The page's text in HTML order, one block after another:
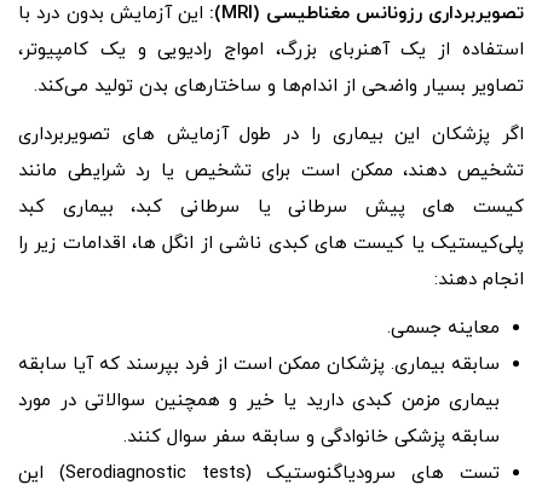
تصویربرداری رزونانس مغناطیسی (MRI):
این آزمایش بدون درد با
استفاده از یک آهنربای بزرگ، امواج رادیویی و یک کامپیوتر،
تصاویر بسیار واضحی از اندام‌ها و ساختارهای بدن تولید می‌کند.
اگر پزشکان این بیماری را در طول آزمایش‌ های تصویربرداری
تشخیص دهند، ممکن است برای تشخیص یا رد شرایطی مانند
کیست‌ های پیش سرطانی یا سرطانی کبد، بیماری کبد
پلی‌کیستیک یا کیست‌ های کبدی ناشی از انگل‌ ها، اقدامات زیر را
انجام دهند:
معاینه جسمی.
سابقه بیماری. پزشکان ممکن است از فرد بپرسند که آیا سابقه
بیماری مزمن کبدی دارید یا خیر و همچنین سوالاتی در مورد
سابقه پزشکی خانوادگی و سابقه سفر سوال کنند.
تست های سرودیاگنوستیک (Serodiagnostic tests) این